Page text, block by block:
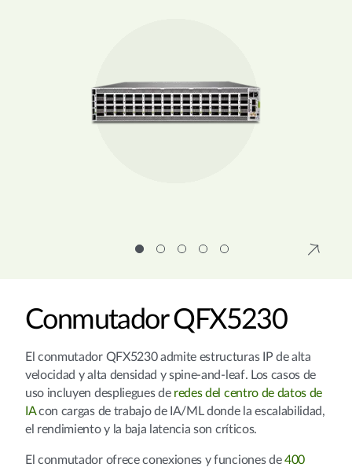
Conmutador QFX5230
El conmutador QFX5230 admite estructuras IP de alta
velocidad y alta densidad y spine-and-leaf. Los casos de
uso incluyen despliegues de redes del centro de datos de
IAcon cargas de trabajo de IA/ML donde la escalabilidad,
el rendimiento y la baja latencia son críticos.
El conmutador ofrece conexiones y funciones de400